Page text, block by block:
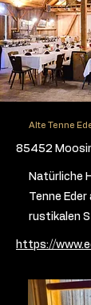
Alte Tenne
85452
Natürliche
Tenne
rustikalen
https://